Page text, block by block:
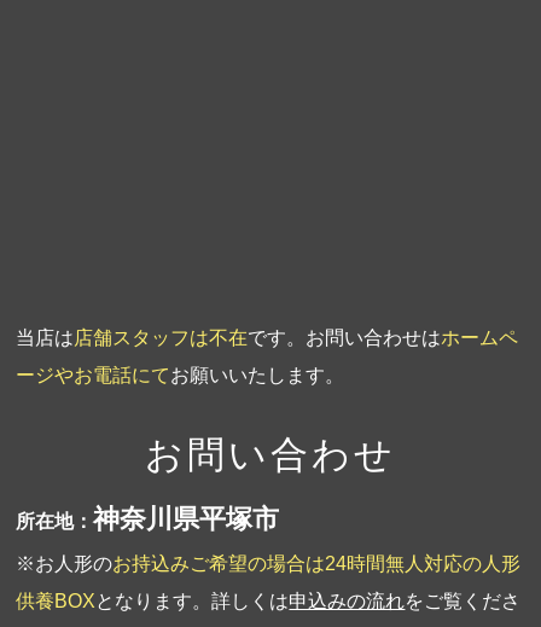
当店は店舗スタッフは不在です。お問い合わせはホームペ
ージやお電話にてお願いいたします。
お問い合わせ
所在地：神奈川県平塚市
※お人形のお持込みご希望の場合は24時間無人対応の人形
供養BOXとなります。詳しくは申込みの流れをご覧くださ